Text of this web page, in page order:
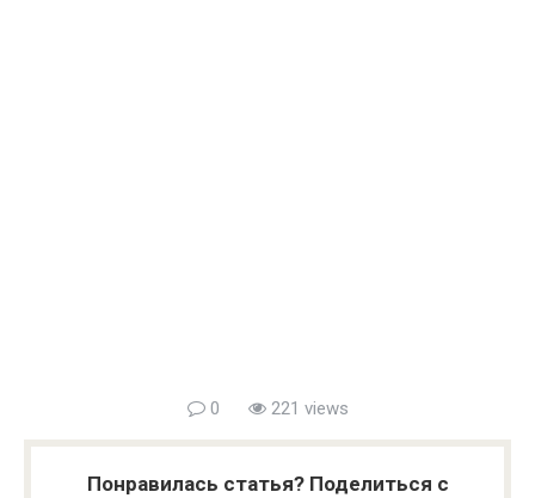
0 221 views
Понравилась статья? Поделиться с